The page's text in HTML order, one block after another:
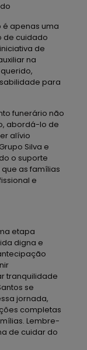
apenas uma
de cuidado
de
na
para
funerário não
abordá-lo de
alívio
Silva e
o suporte
as famílias
e
etapa
digna e
tranquilidade
se
jornada,
completas
Lembre-
de cuidar do